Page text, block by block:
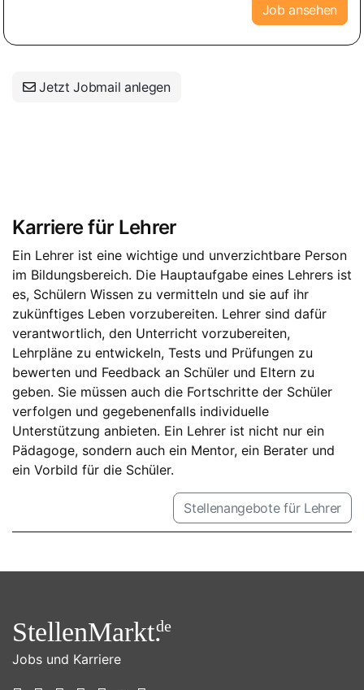
Job ansehen
Jetzt Jobmail anlegen
Karriere für Lehrer
Ein Lehrer ist eine wichtige und unverzichtbare Person
im Bildungsbereich. Die Hauptaufgabe eines Lehrers ist
es, Schülern Wissen zu vermitteln und sie auf ihr
zukünftiges Leben vorzubereiten. Lehrer sind dafür
verantwortlich, den Unterricht vorzubereiten,
Lehrpläne zu entwickeln, Tests und Prüfungen zu
bewerten und Feedback an Schüler und Eltern zu
geben. Sie müssen auch die Fortschritte der Schüler
verfolgen und gegebenenfalls individuelle
Unterstützung anbieten. Ein Lehrer ist nicht nur ein
Pädagoge, sondern auch ein Mentor, ein Berater und
ein Vorbild für die Schüler.
Stellenangebote für Lehrer
StellenMarkt.de
Jobs und Karriere